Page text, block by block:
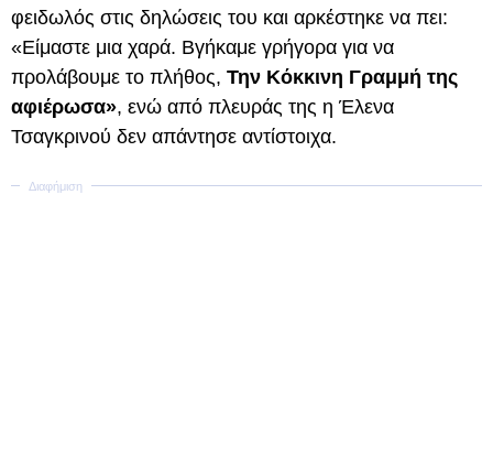
φειδωλός στις δηλώσεις του και αρκέστηκε να πει:
«Είμαστε μια χαρά. Βγήκαμε γρήγορα για να
προλάβουμε το πλήθος, Την Κόκκινη Γραμμή της
αφιέρωσα», ενώ από πλευράς της η Έλενα
Τσαγκρινού δεν απάντησε αντίστοιχα.